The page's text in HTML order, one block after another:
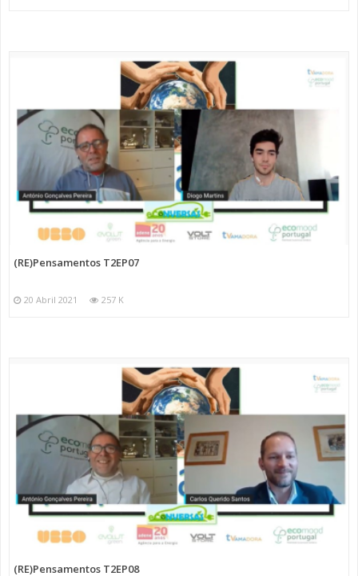
(RE)Pensamentos T2EP07
20 Abril 2021 257 K
(RE)Pensamentos T2EP08